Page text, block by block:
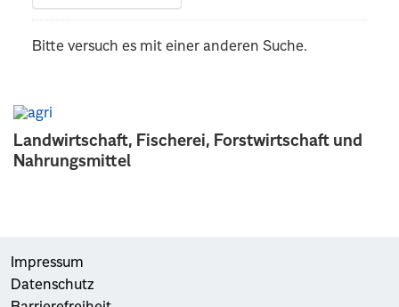
Landwirtschaft, Fischerei, Forstwirtschaft und
Nahrungsmittel
Bitte versuch es mit einer anderen Suche.
Impressum
Datenschutz